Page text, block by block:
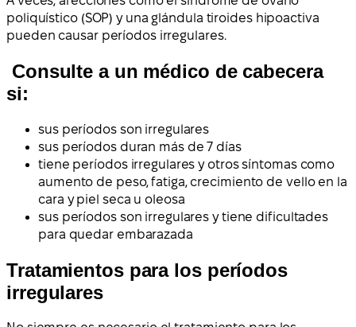
poliquístico (SOP) y una glándula tiroides hipoactiva
pueden causar períodos irregulares.
Consulte a un médico de cabecera
si:
sus períodos son irregulares
sus períodos duran más de 7 días
tiene períodos irregulares y otros síntomas como
aumento de peso, fatiga, crecimiento de vello en la
cara y piel seca u oleosa
sus períodos son irregulares y tiene dificultades
para quedar embarazada
Tratamientos para los períodos
irregulares